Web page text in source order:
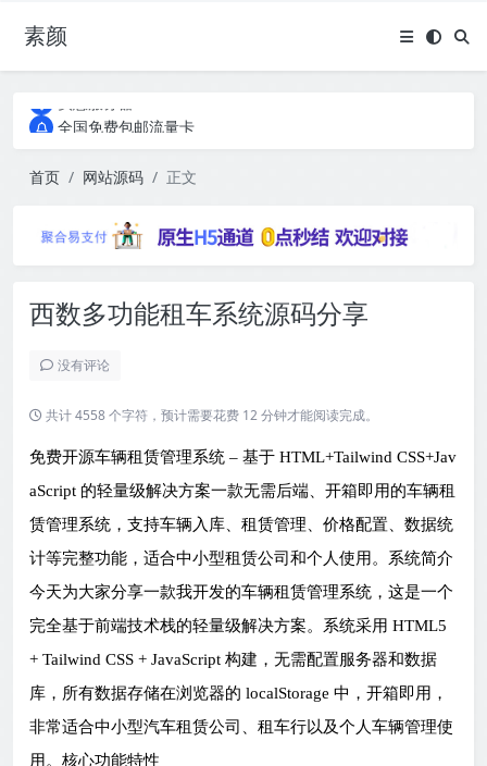
素颜
全国免费包邮流量卡
全国免费包邮流量卡
首页
网站源码 正文
西数多功能租车系统源码分享
没有评论
共计 4558 个字符，预计需要花费 12 分钟才能阅读完成。
免费开源车辆租赁管理系统 – 基于 HTML+Tailwind CSS+Jav
aScript 的轻量级解决方案一款无需后端、开箱即用的车辆租
赁管理系统，支持车辆入库、租赁管理、价格配置、数据统
计等完整功能，适合中小型租赁公司和个人使用。系统简介
今天为大家分享一款我开发的车辆租赁管理系统，这是一个
完全基于前端技术栈的轻量级解决方案。系统采用 HTML5
+ Tailwind CSS + JavaScript 构建，无需配置服务器和数据
库，所有数据存储在浏览器的 localStorage 中，开箱即用，
非常适合中小型汽车租赁公司、租车行以及个人车辆管理使
用。核心功能特性